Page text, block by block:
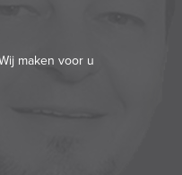
maken voor u